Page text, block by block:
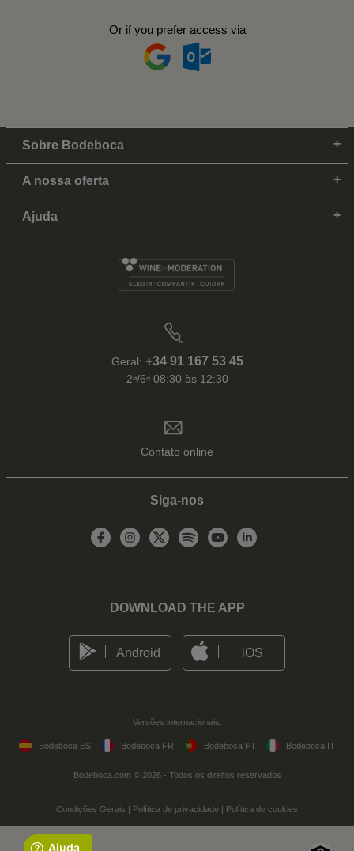
Or if you prefer access via
Sobre Bodeboca
A nossa oferta
Ajuda
Geral: +34 91 167 53 45
2ᵃ/6ᵃ 08:30 às 12:30
Contato online
Siga-nos
DOWNLOAD THE APP
Android iOS
Versões internacionais:
Bodeboca ES Bodeboca FR Bodeboca PT Bodeboca IT
Bodeboca.com © 2026 - Todos os direitos reservados
Condições Gerais | Política de privacidade | Política de cookies